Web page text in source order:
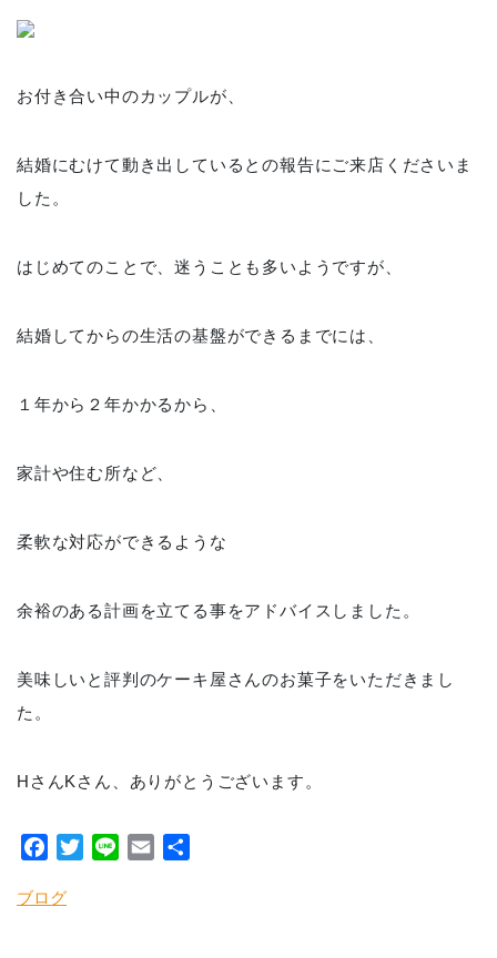
お付き合い中のカップルが、
結婚にむけて動き出しているとの報告にご来店くださいま
した。
はじめてのことで、迷うことも多いようですが、
結婚してからの生活の基盤ができるまでには、
１年から２年かかるから、
家計や住む所など、
柔軟な対応ができるような
余裕のある計画を立てる事をアドバイスしました。
美味しいと評判のケーキ屋さんのお菓子をいただきまし
た。
HさんKさん、ありがとうございます。
Facebook
TwitterLine Email
ブログ